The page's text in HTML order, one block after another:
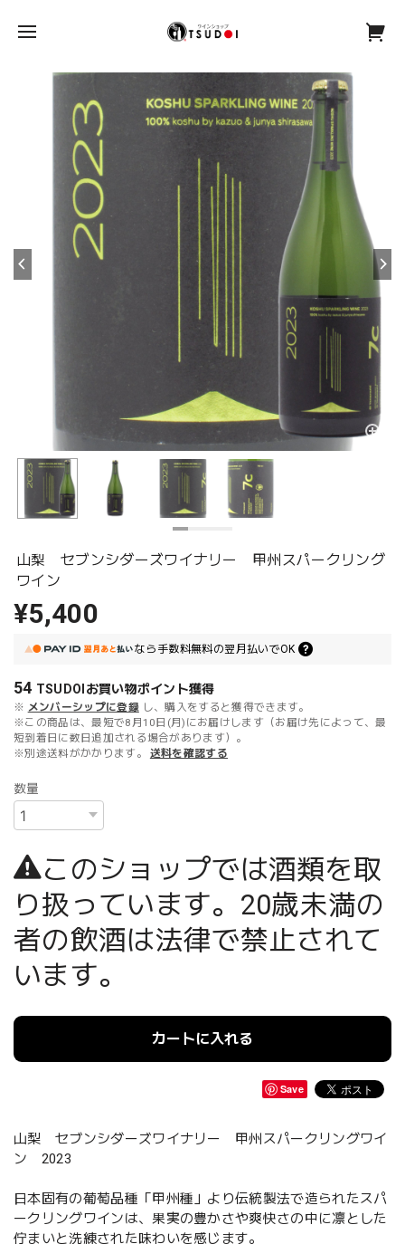
山梨 セブンシダーズワイナリー 甲州スパークリング
ワイン
¥5,400
なら 手数料無料の翌月払いでOK
54 TSUDOIお買い物ポイント獲得
※ メンバーシップに登録 し、購入をすると獲得できます。
※この商品は、最短で8月10日(月)にお届けします（お届け先によって、最
短到着日に数日追加される場合があります）。
※別途送料がかかります。
送料を確認する
数量
このショップでは酒類を取
り扱っています。20歳未満の
者の飲酒は法律で禁止されて
います。
カートに入れる
Save
山梨 セブンシダーズワイナリー 甲州スパークリングワイ
ン 2023
日本固有の葡萄品種「甲州種」より伝統製法で造られたスパ
ークリングワインは、果実の豊かさや爽快さの中に凛とした
佇まいと洗練された味わいを感じます。